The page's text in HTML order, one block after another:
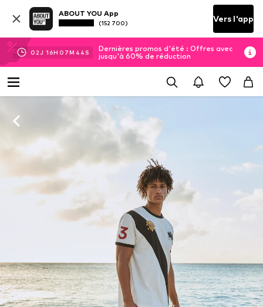
ABOUT YOU App
(152 700) Vers l'app
02J 16H 07M 44 S
Dernières promos d'été : Offres avec
jusqu'à 60% de réduction